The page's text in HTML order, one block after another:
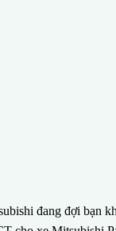
đang đợi bạn